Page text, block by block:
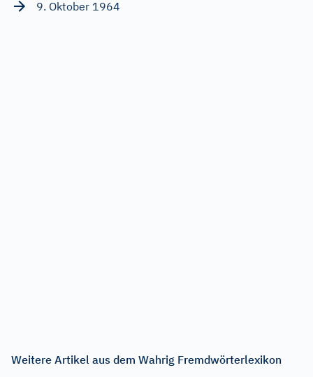
9. Oktober 1964
Weitere Artikel aus dem Wahrig Fremdwörterlexikon